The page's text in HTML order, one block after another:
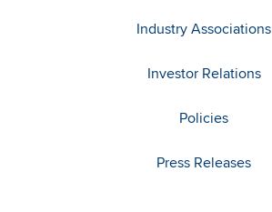
Industry Associations
Investor Relations
Policies
Press Releases